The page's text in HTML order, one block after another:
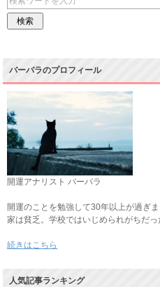
バーバラのプロフィール
開運アナリスト バーバラ
開運のことを勉強して30年以上が過ぎ
家は貧乏。学校ではいじめられがちだっ
続きはこちら
人気記事ランキング